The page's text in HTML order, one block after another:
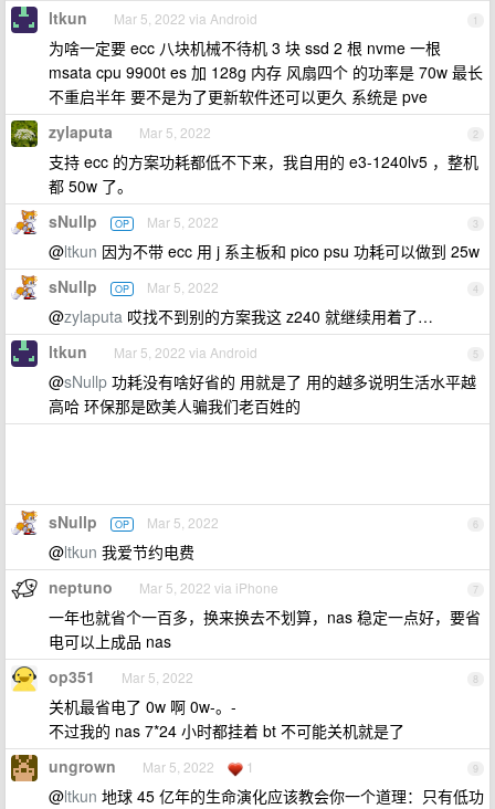
1
ltkun Mar 5, 2022 via Android
为啥一定要 ecc 八块机械不待机 3 块 ssd 2 根 nvme 一根
msata cpu 9900t es 加 128g 内存 风扇四个 的功率是 70w 最长
不重启半年 要不是为了更新软件还可以更久 系统是 pve
2
zylaputa Mar 5, 2022
支持 ecc 的方案功耗都低不下来，我自用的 e3-1240lv5 ，整机
都 50w 了。
3
sNullp OP Mar 5, 2022
@ltkun 因为不带 ecc 用 j 系主板和 pico psu 功耗可以做到 25w
4
sNullp OP Mar 5, 2022
@zylaputa 哎找不到别的方案我这 z240 就继续用着了…
5
ltkun Mar 5, 2022 via Android
@sNullp 功耗没有啥好省的 用就是了 用的越多说明生活水平越
高哈 环保那是欧美人骗我们老百姓的
6
sNullp OP Mar 5, 2022
@ltkun 我爱节约电费
7
neptuno Mar 5, 2022 via iPhone
一年也就省个一百多，换来换去不划算，nas 稳定一点好，要省
电可以上成品 nas
8
op351 Mar 5, 2022
关机最省电了 0w 啊 0w-。-
不过我的 nas 7*24 小时都挂着 bt 不可能关机就是了
9
ungrown Mar 5, 2022 1
@ltkun 地球 45 亿年的生命演化应该教会你一个道理：只有低功